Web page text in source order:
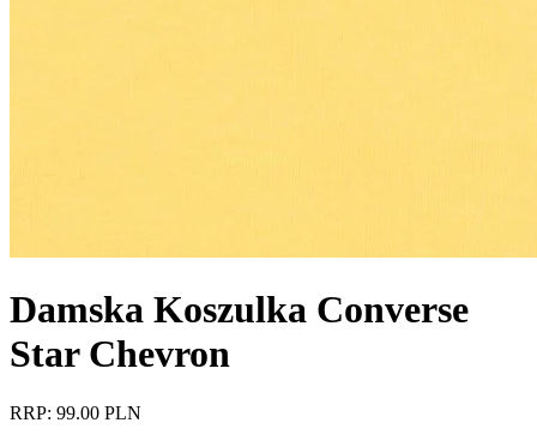
Damska Koszulka Converse
Star Chevron
RRP: 99.00 PLN